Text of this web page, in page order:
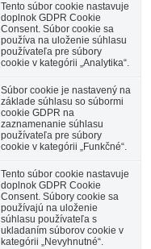
Tento súbor cookie nastavuje
doplnok GDPR Cookie
Consent. Súbor cookie sa
používa na uloženie súhlasu
používateľa pre súbory
cookie v kategórii „Analytika“.
Súbor cookie je nastavený na
základe súhlasu so súbormi
cookie GDPR na
zaznamenanie súhlasu
používateľa pre súbory
cookie v kategórii „Funkčné“.
Tento súbor cookie nastavuje
doplnok GDPR Cookie
Consent. Súbory cookie sa
používajú na uloženie
súhlasu používateľa s
ukladaním súborov cookie v
kategórii „Nevyhnutné“.